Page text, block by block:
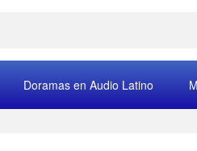
Doramas en Audio Latino